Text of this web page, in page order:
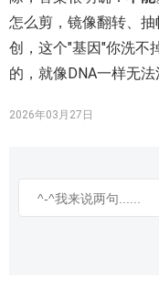
怎么剪，镜像翻转、
创，这个"基因"你洗不
的，就像DNA一样无法
2026年03月27日